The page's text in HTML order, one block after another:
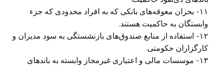
۱۱- بحران معوقه‌های بانکی که به افراد محدودی که جزء
وابستگان به حاکمیت هستند.
۱۲- استفاده از منابع صندوق‌های بازنشستگی به سود مدیران و
کارگزاران حکومتی.
۱۳- موسسات مالی و اعتباری غیرمجاز وابسته به باندهای